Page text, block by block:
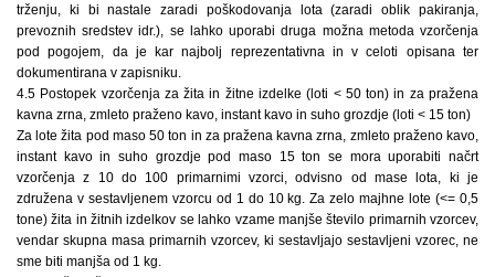
trženju, ki bi nastale zaradi poškodovanja lota (zaradi oblik pakiranja,
prevoznih sredstev idr.), se lahko uporabi druga možna metoda vzorčenja
pod pogojem, da je kar najbolj reprezentativna in v celoti opisana ter
dokumentirana v zapisniku.
4.5 Postopek vzorčenja za žita in žitne izdelke (loti < 50 ton) in za pražena
kavna zrna, zmleto praženo kavo, instant kavo in suho grozdje (loti < 15 ton)
Za lote žita pod maso 50 ton in za pražena kavna zrna, zmleto praženo kavo,
instant kavo in suho grozdje pod maso 15 ton se mora uporabiti načrt
vzorčenja z 10 do 100 primarnimi vzorci, odvisno od mase lota, ki je
združena v sestavljenem vzorcu od 1 do 10 kg. Za zelo majhne lote (<= 0,5
tone) žita in žitnih izdelkov se lahko vzame manjše število primarnih vzorcev,
vendar skupna masa primarnih vzorcev, ki sestavljajo sestavljeni vzorec, ne
sme biti manjša od 1 kg.